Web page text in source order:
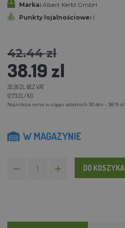
Marka: Albert Kerbl GmbH
Punkty lojalnościowe: 1
42.44 zl
38.19 zl
35.36 ZL BEZ VAT
12.73 ZL/KG
Najniższa cena w ciągu ostatnich 30 dni - 38.19 zl
W MAGAZYNIE
DO KOSZYKA